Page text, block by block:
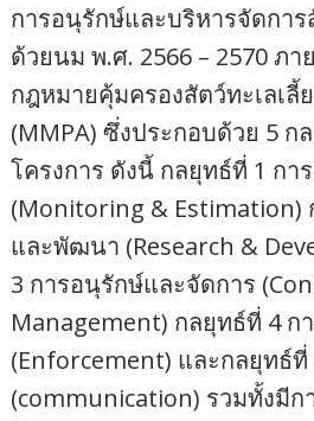
การอนุรักษ์และบริหารจัดการ
ด้วยนม พ.ศ. 2566 – 2570 ภ
กฎหมายคุ้มครองสัตว์ทะเลเลี้
(MMPA) ซึ่งประกอบด้วย 5 ก
โครงการ ดังนี้ กลยุทธ์ที่ 1 กา
(Monitoring & Estimation)
และพัฒนา (Research &
3 การอนุรักษ์และจัดการ
Management) กลยุทธ์ที่ 4 ก
(Enforcement) และกลยุทธ์ที่
(communication) รวมทั้งมีก